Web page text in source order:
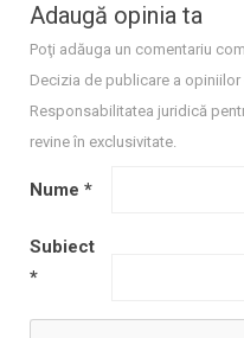
Adaugă opinia ta
Poţi adăuga un comentariu
Decizia de publicare a
Responsabilitatea juridică
revine în exclusivitate.
Nume *
Subiect
*